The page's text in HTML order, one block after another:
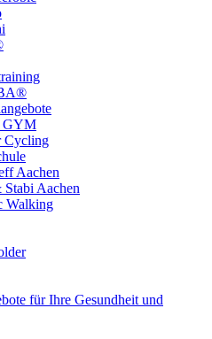
GYM
Cycling
Aachen
Aachen
Walking
für Ihre Gesundheit und